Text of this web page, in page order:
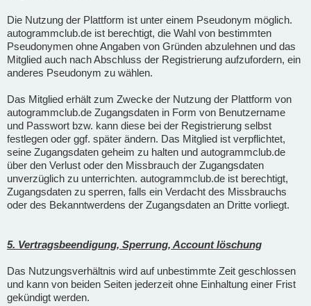
Die Nutzung der Plattform ist unter einem Pseudonym möglich.
autogrammclub.de ist berechtigt, die Wahl von bestimmten
Pseudonymen ohne Angaben von Gründen abzulehnen und das
Mitglied auch nach Abschluss der Registrierung aufzufordern, ein
anderes Pseudonym zu wählen.
Das Mitglied erhält zum Zwecke der Nutzung der Plattform von
autogrammclub.de Zugangsdaten in Form von Benutzername
und Passwort bzw. kann diese bei der Registrierung selbst
festlegen oder ggf. später ändern. Das Mitglied ist verpflichtet,
seine Zugangsdaten geheim zu halten und autogrammclub.de
über den Verlust oder den Missbrauch der Zugangsdaten
unverzüglich zu unterrichten. autogrammclub.de ist berechtigt,
Zugangsdaten zu sperren, falls ein Verdacht des Missbrauchs
oder des Bekanntwerdens der Zugangsdaten an Dritte vorliegt.
5. Vertragsbeendigung, Sperrung, Account löschung
Das Nutzungsverhältnis wird auf unbestimmte Zeit geschlossen
und kann von beiden Seiten jederzeit ohne Einhaltung einer Frist
gekündigt werden.